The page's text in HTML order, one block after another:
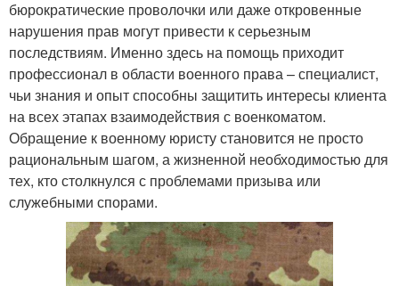
бюрократические проволочки или даже откровенные
нарушения прав могут привести к серьезным
последствиям. Именно здесь на помощь приходит
профессионал в области военного права – специалист,
чьи знания и опыт способны защитить интересы клиента
на всех этапах взаимодействия с военкоматом.
Обращение к военному юристу становится не просто
рациональным шагом, а жизненной необходимостью для
тех, кто столкнулся с проблемами призыва или
служебными спорами.